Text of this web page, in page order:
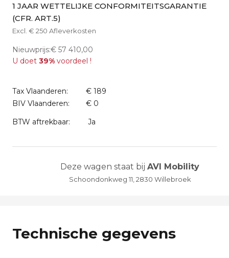
1 JAAR WETTELIJKE CONFORMITEITSGARANTIE
(CFR. ART.5)
Excl. € 250 Afleverkosten
Nieuwprijs:€ 57 410,00
U doet 39% voordeel !
Tax Vlaanderen:
€ 189
BIV Vlaanderen:
€ 0
BTW aftrekbaar:
Ja
Deze wagen staat bij AVI Mobility
Schoondonkweg 11, 2830 Willebroek
Technische gegevens